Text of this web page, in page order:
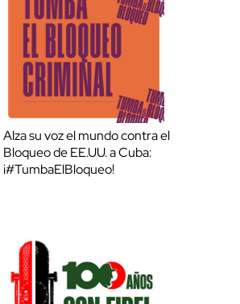
Alza su voz el mundo contra el
Bloqueo de EE.UU. a Cuba:
¡#TumbaElBloqueo!